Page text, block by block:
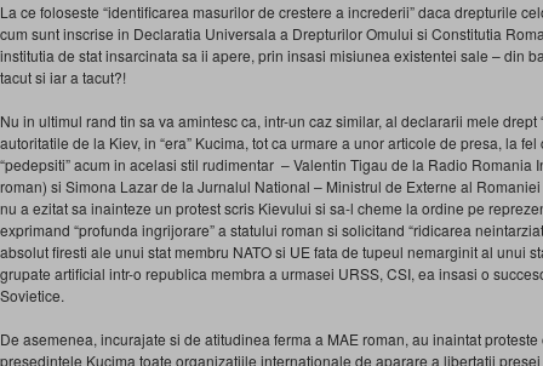
La ce foloseste “identificarea masurilor de crestere a increderii” daca drepturile
cum sunt inscrise in Declaratia Universala a Drepturilor Omului si Constitutia
institutia de stat insarcinata sa ii apere, prin insasi misiunea existentei sale – din
tacut si iar a tacut?!
Nu in ultimul rand tin sa va amintesc ca, intr-un caz similar, al declararii mele drept
autoritatile de la Kiev, in “era” Kucima, tot ca urmare a unor articole de presa, la
“pedepsiti” acum in acelasi stil rudimentar – Valentin Tigau de la Radio Romania
roman) si Simona Lazar de la Jurnalul National – Ministrul de Externe al
nu a ezitat sa inainteze un protest scris Kievului si sa-l cheme la ordine pe
exprimand “profunda ingrijorare” a statului roman si solicitand “ridicarea
absolut firesti ale unui stat membru NATO si UE fata de tupeul nemarginit al unui
grupate artificial intr-o republica membra a urmasei URSS, CSI, ea insasi o
Sovietice.
De asemenea, incurajate si de atitudinea ferma a MAE roman, au inaintat
presedintele Kucima toate organizatiile internationale de aparare a libertatii